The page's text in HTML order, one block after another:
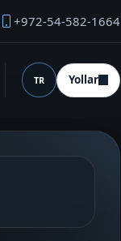
+972-54-582-1664
Dil (desktop)
TR Yollar